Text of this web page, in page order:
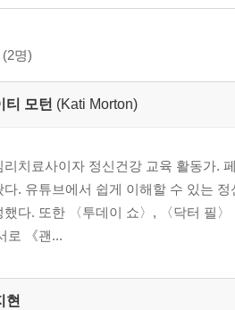
(2명)
티 모턴 (Kati Morton)
리치료사이자 정신건강 교육 활동가.
다. 유튜브에서 쉽게 이해할 수 있는
했다. 또한 〈투데이 쇼〉, 〈닥터 필
로 《괜...
현